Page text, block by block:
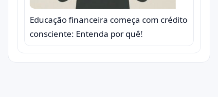
Educação financeira começa com crédito
consciente: Entenda por quê!